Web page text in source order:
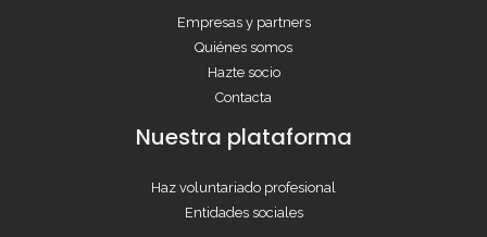
Empresas y partners
Quiénes somos
Hazte socio
Contacta
Nuestra plataforma
Haz voluntariado profesional
Entidades sociales